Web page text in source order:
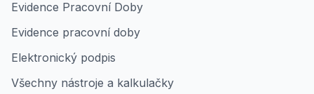
Evidence Pracovní Doby
Evidence pracovní doby
Elektronický podpis
Všechny nástroje a kalkulačky